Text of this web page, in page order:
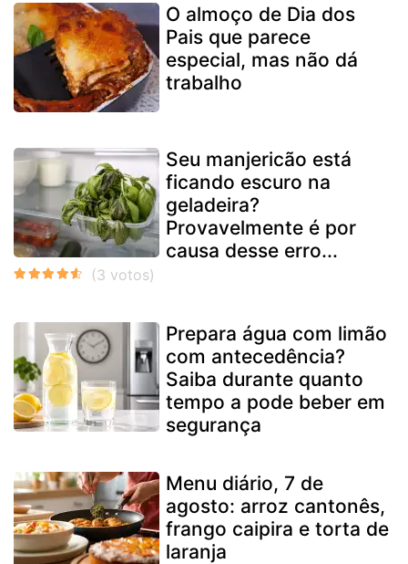
O almoço de Dia dos
Pais que parece
especial, mas não dá
trabalho
Seu manjericão está
ficando escuro na
geladeira?
Provavelmente é por
causa desse erro...
Prepara água com limão
com antecedência?
Saiba durante quanto
tempo a pode beber em
segurança
Menu diário, 7 de
agosto: arroz cantonês,
frango caipira e torta de
laranja